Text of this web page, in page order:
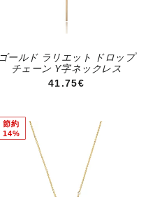
ゴールド ラリエット ドロップ
チェーン Y字ネックレス
通常価格
41.75€
節約
14%